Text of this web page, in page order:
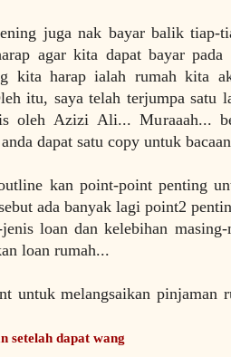
juga nak bayar balik tiap-
agar kita dapat bayar
kita harap ialah rumah kita
itu, saya telah terjumpa satu
oleh Azizi Ali... Muraaah...
dapat satu copy untuk
kan point-point penting
ada banyak lagi point2
loan dan kelebihan
loan rumah...
untuk melangsaikan pinjaman
setelah dapat wang